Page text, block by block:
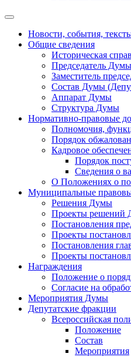
Новости, события,
Общие сведения
Историческая
Председатель Думы
Заместитель
Состав Думы
Аппарат Думы
Структура Думы
Нормативно-правовые
Полномочия,
Порядок
Кадровое
Порядок
Сведения о
О Положениях о
Муниципальные
Решения Думы
Проекты решений
Постановления
Проекты
Постановления
Проекты
Награждения
Положение о
Согласие на
Мероприятия Думы
Депутатские фракции
Всероссийская
Положение
Состав
Мероприятия